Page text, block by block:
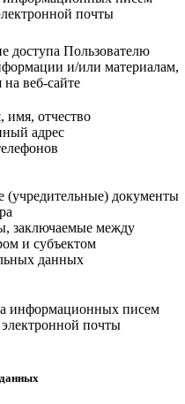
почты
доступа Пользователю
и/или материалам,
веб-сайте
имя, отчество
адрес
(учредительные) документы
заключаемые между
и субъектом
данных
информационных писем
электронной почты